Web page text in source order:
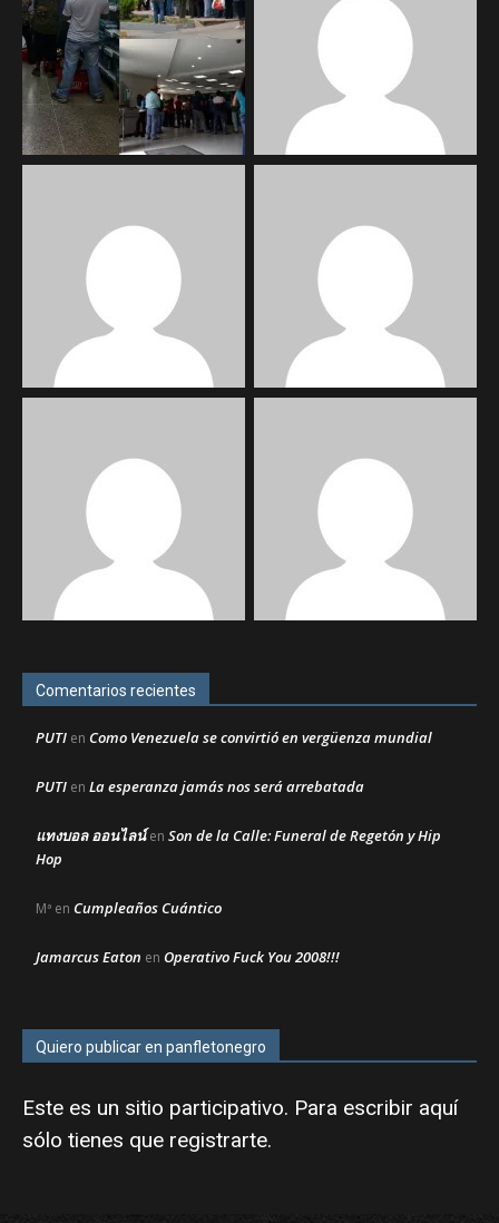
Comentarios recientes
PUTI en Como Venezuela se convirtió en vergüenza mundial
PUTI en La esperanza jamás nos será arrebatada
แทงบอล ออนไลน์en Son de la Calle: Funeral de Regetón y Hip
Hop
Mª en Cumpleaños Cuántico
Jamarcus Eaton en Operativo Fuck You 2008!!!
Quiero publicar en panfletonegro
Este es un sitio participativo. Para escribir aquí
sólo tienes que registrarte.